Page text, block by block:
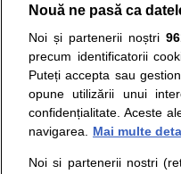
nici
ii
Nouă ne pasă ca
Noi și partenerii noștri
precum identificatorii
Puteți accepta sau
opune utilizării unui
confidențialitate. Aceste
navigarea.
Mai multe
Noi si partenerii nostri